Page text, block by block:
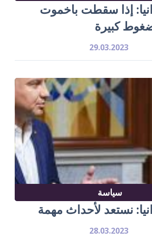
إذا سقطت باخموت
كبيرة
29.03.2023
سياسة
نستعد لأحداث مهمة
28.03.2023